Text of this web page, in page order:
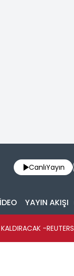
CanlıYayın
YAYIN AKIŞI
-REUTERS